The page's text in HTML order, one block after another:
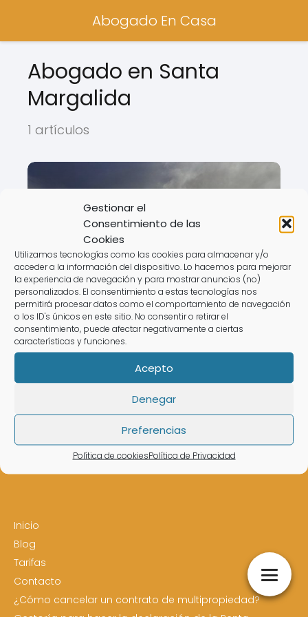
Gestionar el
Consentimiento de las
Cookies
Utilizamos tecnologías como las cookies para almacenar y/o
acceder a la información del dispositivo. Lo hacemos para mejorar
la experiencia de navegación y para mostrar anuncios (no)
personalizados. El consentimiento a estas tecnologías nos
permitirá procesar datos como el comportamiento de navegación
o los ID's únicos en este sitio. No consentir o retirar el
consentimiento, puede afectar negativamente a ciertas
características y funciones.
Acepto
Denegar
Preferencias
Política de cookiesPolítica de Privacidad
Abogado En Casa
Abogado en Santa
Margalida
1 artículos
Abogado Ecuestre en Santa
Margalida
Abogado en Santa Margalida
Inicio
Blog
Tarifas
Contacto
¿Cómo cancelar un contrato de multipropiedad?